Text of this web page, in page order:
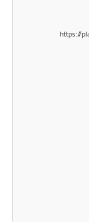
https://